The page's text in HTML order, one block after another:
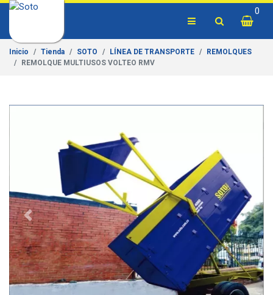
0
Inicio Tienda SOTO LÍNEA DE TRANSPORTE
REMOLQUES
REMOLQUE MULTIUSOS VOLTEO RMV
Previous Next